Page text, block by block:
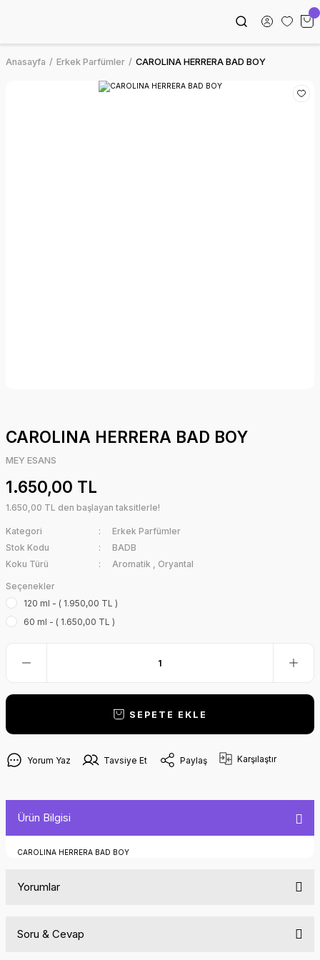
Anasayfa Erkek Parfümler CAROLINA HERRERA BAD BOY
CAROLINA HERRERA BAD BOY
MEY ESANS
1.650,00 TL
1.650,00 TL den başlayan taksitlerle!
Kategori
Erkek Parfümler
Stok Kodu
BADB
Koku Türü
Aromatik , Oryantal
Seçenekler
120 ml - ( 1.950,00 TL )
60 ml - ( 1.650,00 TL )
SEPETE EKLE
Yorum Yaz Tavsiye Et Paylaş Karşılaştır
Ürün Bilgisi
CAROLINA HERRERA BAD BOY
Yorumlar
Soru & Cevap